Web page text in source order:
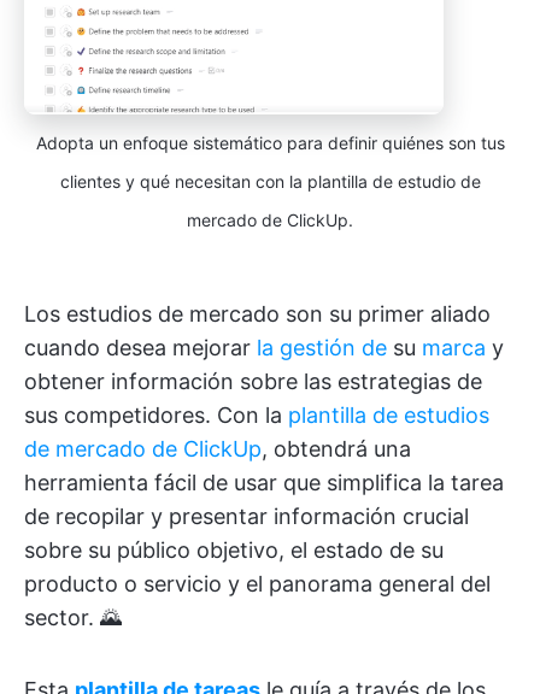
Adopta un enfoque sistemático para definir quiénes son tus
clientes y qué necesitan con la plantilla de estudio de
mercado de ClickUp.
Los estudios de mercado son su primer aliado
cuando desea mejorar la gestión de su marca y
obtener información sobre las estrategias de
sus competidores. Con la plantilla de estudios
de mercado de ClickUp, obtendrá una
herramienta fácil de usar que simplifica la tarea
de recopilar y presentar información crucial
sobre su público objetivo, el estado de su
producto o servicio y el panorama general del
sector. 🌄